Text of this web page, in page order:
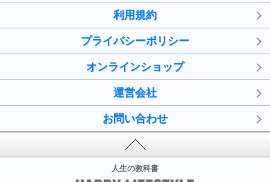
利用規約
プライバシーポリシー
オンラインショップ
運営会社
お問い合わせ
人生の教科書